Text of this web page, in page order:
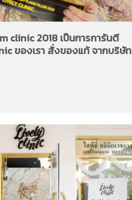
clinic 2018 เป็นการการันตี
ของเรา สั่งของแท้ จากบริษัท